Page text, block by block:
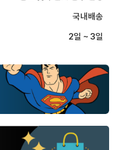
국내배송
2일 ~ 3일